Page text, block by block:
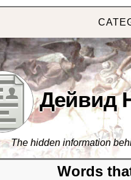
Дейвид
The hidden information
Words